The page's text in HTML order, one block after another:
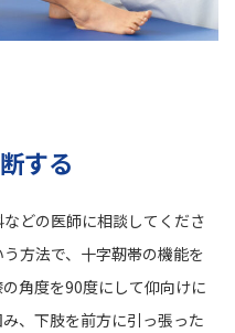
する
どの医師に相談してくださ
方法で、十字靭帯の機能を
角度を90度にして仰向けに
、下肢を前方に引っ張った